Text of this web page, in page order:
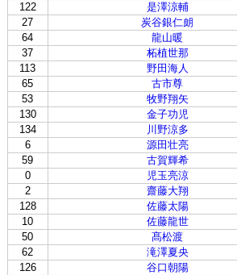
122
是澤涼輔
27
炭谷銀仁朗
64
龍山暖
37
柘植世那
113
野田海人
65
古市尊
53
牧野翔矢
130
金子功児
134
川野涼多
6
源田壮亮
59
古賀輝希
0
児玉亮涼
2
齋藤大翔
128
佐藤太陽
10
佐藤龍世
50
髙松渡
62
滝澤夏央
126
谷口朝陽